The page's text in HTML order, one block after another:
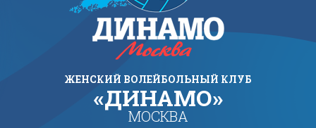
ЖЕНСКИЙ ВОЛЕЙБОЛЬНЫЙ КЛУБ
«ДИНАМО»
МОСКВА